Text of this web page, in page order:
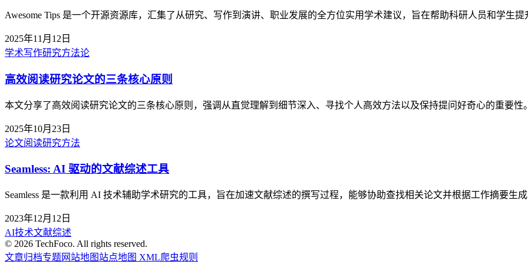
Awesome Tips 是一个开源资源库，汇集了从研究、写作到演讲、职业发展的全方位实用学术建议，旨在帮助科研人员和学生提
2025年11月12日
学术写作研究方法论
高效阅读研究论文的三条核心原则
本文分享了高效阅读研究论文的三条核心原则，强调从直觉理解到细节深入、寻找个人高效方法以及保持提问好奇心的重要性。
2025年10月23日
论文阅读研究方法
Seamless: AI 驱动的文献综述工具
Seamless 是一款利用 AI 技术辅助学术研究的工具，旨在加速文献综述的撰写过程，能够协助查找相关论文并根据工作摘要生成
2023年12月12日
AI技术文献综述
© 2026 TechFoco. All rights reserved.
文章归档专题 网站地图 站点地图 XML爬虫规则